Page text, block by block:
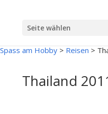
Seite wählen
Spass am Hobby > Reisen >
Thailand